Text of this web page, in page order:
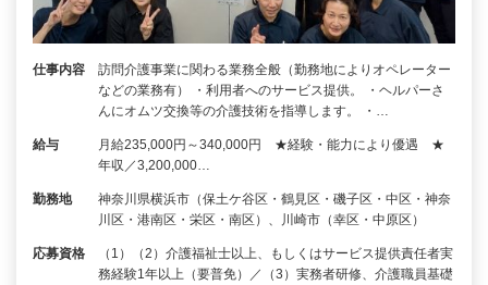
仕事内容
訪問介護事業に関わる業務全般（勤務地によりオペレーター
などの業務有） ・利用者へのサービス提供。 ・ヘルパーさ
んにオムツ交換等の介護技術を指導します。 ・…
給与
月給235,000円～340,000円 ★経験・能力により優遇 ★
年収／3,200,000…
勤務地
神奈川県横浜市（保土ケ谷区・鶴見区・磯子区・中区・神奈
川区・港南区・栄区・南区）、川崎市（幸区・中原区）
応募資格
（1）（2）介護福祉士以上、もしくはサービス提供責任者実
務経験1年以上（要普免）／（3）実務者研修、介護職員基礎